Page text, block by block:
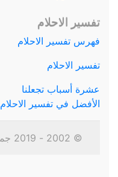
تفسير الاحلام
فهرس تفسير الاحلام
تفسير الاحلام
عشرة أسباب تجعلنا
الأفضل في تفسير الاحلام
© 2002 - 2019 جميع الحقوق محفوظة